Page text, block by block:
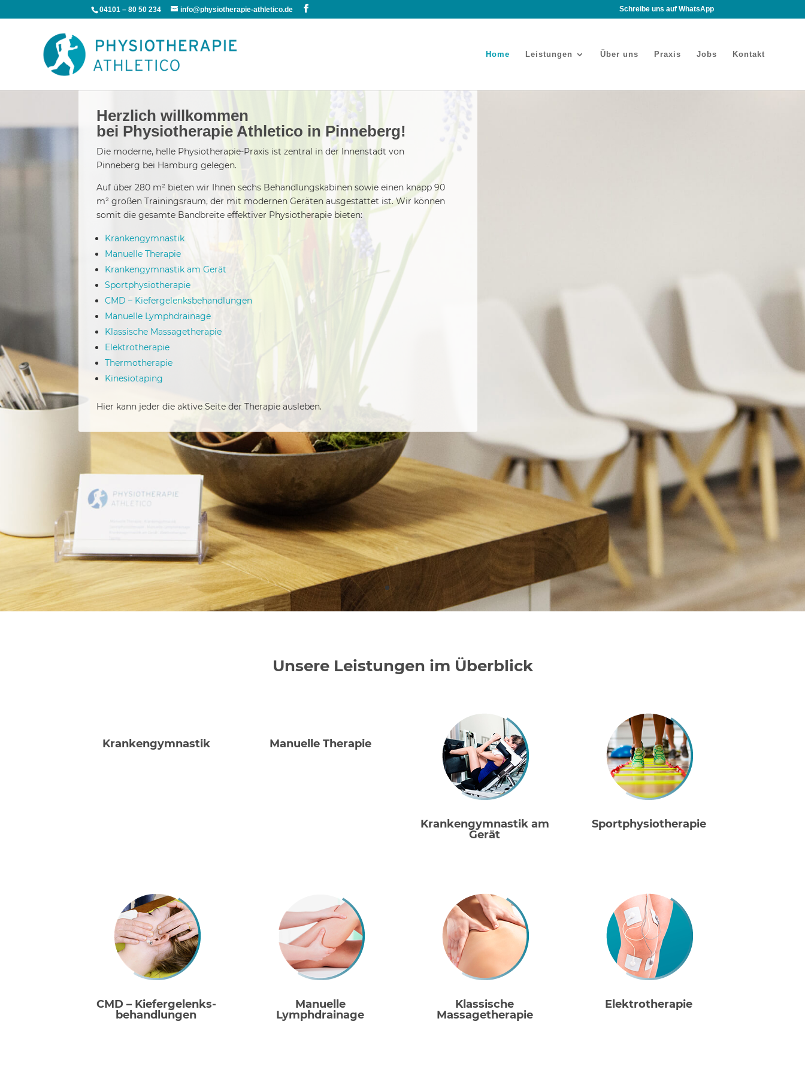
04101 – 80 50 234 info@physiotherapie-athletico.de Schreibe uns auf WhatsApp
Home Leistungen Über uns Praxis Jobs Kontakt
Herzlich willkommen
bei Physiotherapie Athletico in Pinneberg!
Die moderne, helle Physiotherapie-Praxis ist zentral in der Innenstadt von
Pinneberg bei Hamburg gelegen.
Auf über 280 m² bieten wir Ihnen sechs Behandlungskabinen sowie einen knapp 90
m² großen Trainingsraum, der mit modernen Geräten ausgestattet ist. Wir können
somit die gesamte Bandbreite effektiver Physiotherapie bieten:
Krankengymnastik
Manuelle Therapie
Krankengymnastik am Gerät
Sportphysiotherapie
CMD – Kiefergelenksbehandlungen
Manuelle Lymphdrainage
Klassische Massagetherapie
Elektrotherapie
Thermotherapie
Kinesiotaping
Hier kann jeder die aktive Seite der Therapie ausleben.
Unsere Leistungen im Überblick
Krankengymnastik Manuelle Therapie
Krankengymnastik am
Gerät
Sportphysiotherapie
CMD – Kiefergelenks-
behandlungen
Manuelle
Lymphdrainage
Klassische
Massagetherapie
Elektrotherapie